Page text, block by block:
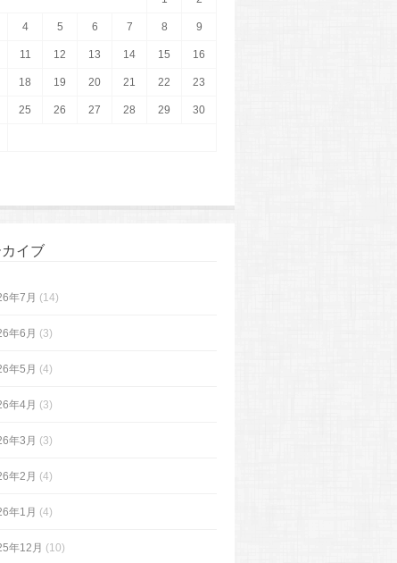
4 5 6 7 8 9
11 12 13 14 15 16
18 19 20 21 22 23
25 26 27 28 29 30
イブ
年7月 (14)
年6月 (3)
年5月 (4)
年4月 (3)
年3月 (3)
年2月 (4)
年1月 (4)
年12月 (10)